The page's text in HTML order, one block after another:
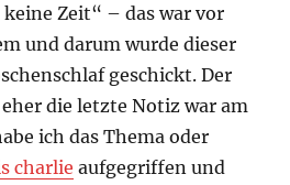
Zeit“ – das war vor
und darum wurde dieser
geschickt. Der
die letzte Notiz war am
ich das Thema oder
charlie aufgegriffen und